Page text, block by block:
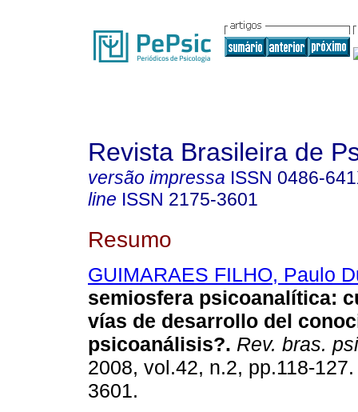
Revista Brasileira de
versão impressa ISSN 0486-
line ISSN 2175-3601
Resumo
GUIMARAES FILHO, Paulo
semiosfera psicoanalítica:
vías de desarrollo del
psicoanálisis?. Rev. bras.
2008, vol.42, n.2, pp.118-
3601.